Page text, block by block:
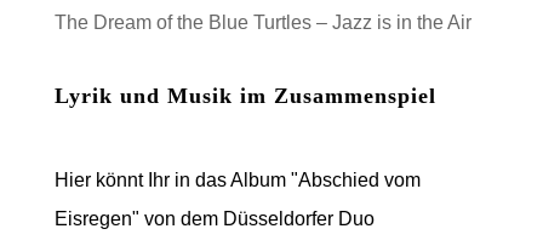
The Dream of the Blue Turtles – Jazz is in the Air
Lyrik und Musik im Zusammenspiel
Hier könnt Ihr in das Album "Abschied vom
Eisregen" von dem Düsseldorfer Duo